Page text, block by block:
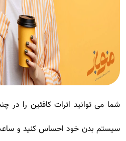
شما می توانید اثرات کافئین را
سیستم بدن خود احساس کنید و